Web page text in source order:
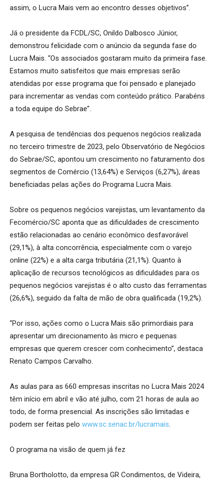
assim, o Lucra Mais vem ao encontro desses objetivos”.
Já o presidente da FCDL/SC, Onildo Dalbosco Júnior,
demonstrou felicidade com o anúncio da segunda fase do
Lucra Mais. “Os associados gostaram muito da primeira fase.
Estamos muito satisfeitos que mais empresas serão
atendidas por esse programa que foi pensado e planejado
para incrementar as vendas com conteúdo prático. Parabéns
a toda equipe do Sebrae”.
A pesquisa de tendências dos pequenos negócios realizada
no terceiro trimestre de 2023, pelo Observatório de Negócios
do Sebrae/SC, apontou um crescimento no faturamento dos
segmentos de Comércio (13,64%) e Serviços (6,27%), áreas
beneficiadas pelas ações do Programa Lucra Mais.
Sobre os pequenos negócios varejistas, um levantamento da
Fecomércio/SC aponta que as dificuldades de crescimento
estão relacionadas ao cenário econômico desfavorável
(29,1%), à alta concorrência, especialmente com o varejo
online (22%) e a alta carga tributária (21,1%). Quanto à
aplicação de recursos tecnológicos as dificuldades para os
pequenos negócios varejistas é o alto custo das ferramentas
(26,6%), seguido da falta de mão de obra qualificada (19,2%).
“Por isso, ações como o Lucra Mais são primordiais para
apresentar um direcionamento às micro e pequenas
empresas que querem crescer com conhecimento”, destaca
Renato Campos Carvalho.
As aulas para as 660 empresas inscritas no Lucra Mais 2024
têm início em abril e vão até julho, com 21 horas de aula ao
todo, de forma presencial. As inscrições são limitadas e
podem ser feitas pelo www.sc.senac.br/lucramais.
O programa na visão de quem já fez
Bruna Bortholotto, da empresa GR Condimentos, de Videira,